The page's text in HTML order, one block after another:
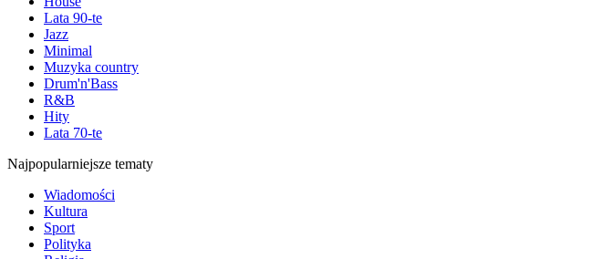
Lata 90-te
Jazz
Minimal
Muzyka country
Drum'n'Bass
R&B
Hity
Lata 70-te
Najpopularniejsze tematy
Wiadomości
Kultura
Sport
Polityka